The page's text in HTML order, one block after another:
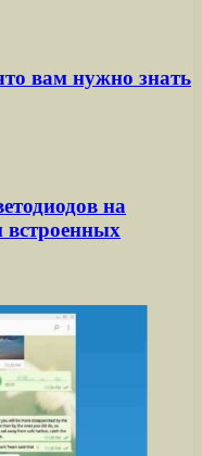
вам нужно знать
на
встроенных